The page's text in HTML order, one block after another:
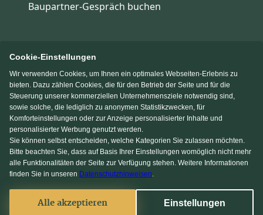
Baupartner-Gespräch buchen
Immowelt.de Bauen.de
Massivhaus.de Fertighaus.de
Einfamilienhaus.de
Facebook
Cookie-Einstellungen
Wir verwenden Cookies, um Ihnen ein optimales Webseiten-Erlebnis zu
bieten. Dazu zählen Cookies, die für den Betrieb der Seite und für die
Steuerung unserer kommerziellen Unternehmensziele notwendig sind,
sowie solche, die lediglich zu anonymen Statistikzwecken, für
Komforteinstellungen oder zur Anzeige personalisierter Inhalte und
personalisierter Werbung genutzt werden.
Sie können selbst entscheiden, welche Kategorien Sie zulassen möchten.
Bitte beachten Sie, dass auf Basis Ihrer Einstellungen womöglich nicht mehr
alle Funktionalitäten der Seite zur Verfügung stehen. Weitere Informationen
finden Sie in unseren Datenschutzhinweisen.
Alle akzeptieren Einstellungen